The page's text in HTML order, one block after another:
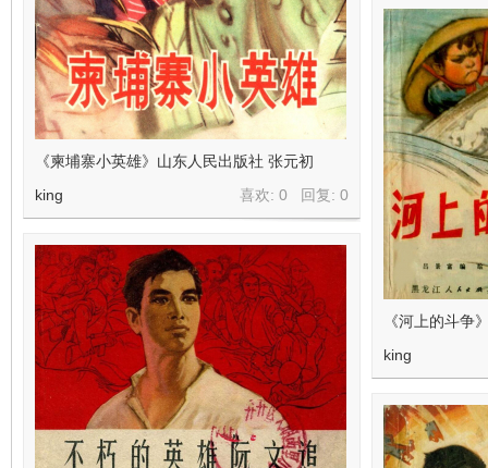
《柬埔寨小英雄》山东人民出版社 张元初
喜欢: 0 回复: 0
king
《河上的斗争
king